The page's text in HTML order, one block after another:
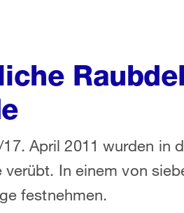
April 2011 wurden in
In einem von
festnehmen.